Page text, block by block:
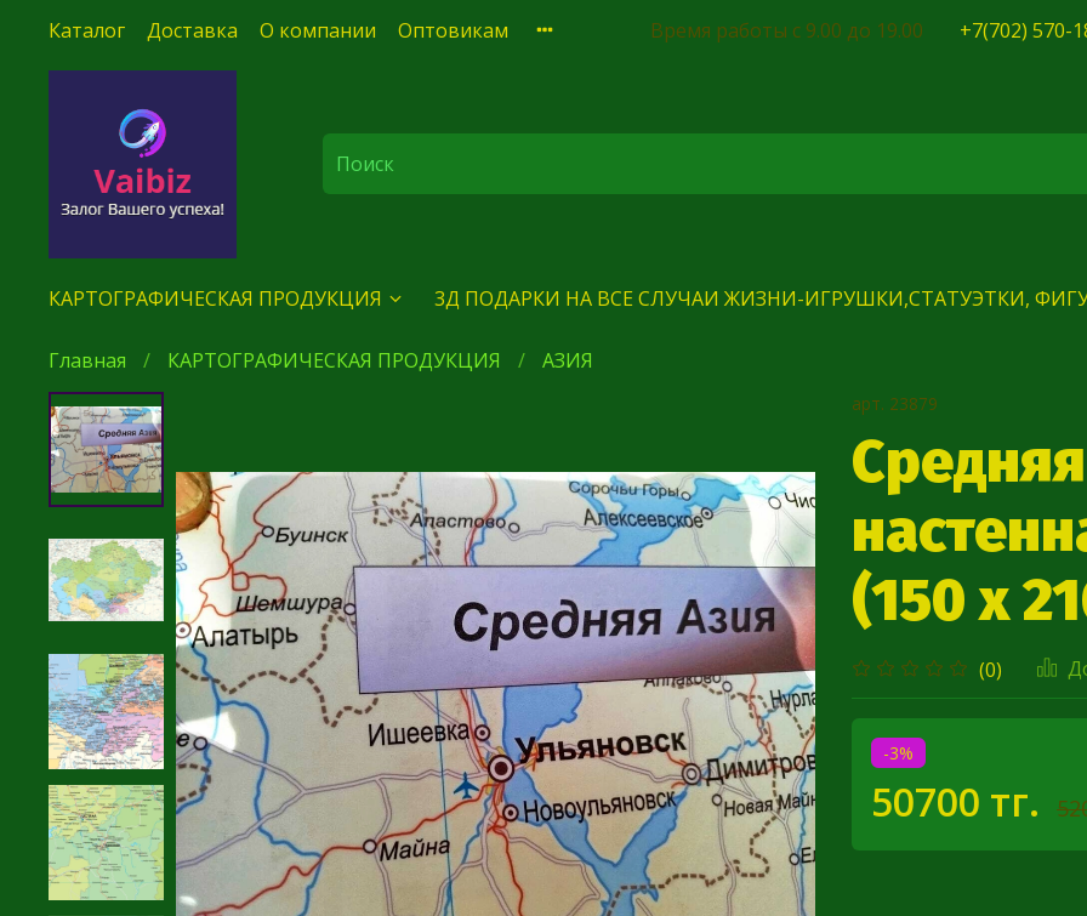
Каталог Доставка О компании Оптовикам Время работы с 9.00 до 19.00 +7(702) 570-
КАРТОГРАФИЧЕСКАЯ ПРОДУКЦИЯ 3Д ПОДАРКИ НА ВСЕ СЛУЧАИ ЖИЗНИ-ИГРУШКИ,СТАТУЭТКИ,
Главная КАРТОГРАФИЧЕСКАЯ ПРОДУКЦИЯ АЗИЯ
арт. 23879
(150 х
(0)
-3%
50700 тг.